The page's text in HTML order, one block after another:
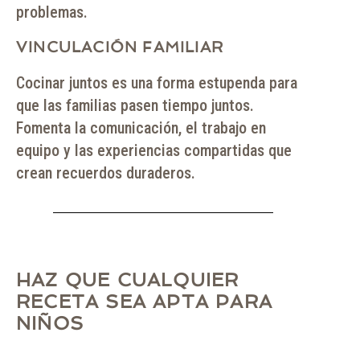
problemas.
VINCULACIÓN FAMILIAR
Cocinar juntos es una forma estupenda para
que las familias pasen tiempo juntos.
Fomenta la comunicación, el trabajo en
equipo y las experiencias compartidas que
crean recuerdos duraderos.
HAZ QUE CUALQUIER
RECETA SEA APTA PARA
NIÑOS